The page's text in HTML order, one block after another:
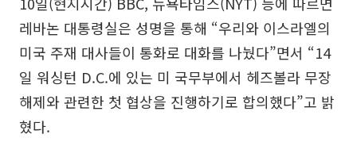
레바논 대통령실은 성명을 통해 “우리와 이스라엘의
미국 주재 대사들이 통화로 대화를 나눴다”면서 “14
일 워싱턴 D.C.에 있는 미 국무부에서 헤즈볼라 무장
해제와 관련한 첫 협상을 진행하기로 합의했다”고 밝
혔다.